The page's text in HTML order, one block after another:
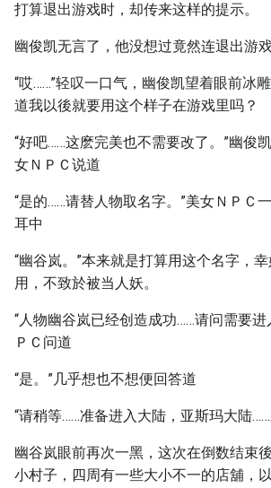
打算退出游戏时，却传来这样的提示。
幽俊凯无言了，他没想过竟然连退出游
“哎……”轻叹一口气，幽俊凯望着眼前冰
道我以後就要用这个样子在游戏里吗？
“好吧……这麽完美也不需要改了。”幽俊
女ＮＰＣ说道
“是的……请替人物取名字。”美女ＮＰＣ
耳中
“幽谷岚。”本来就是打算用这个名字，
用，不致於被当人妖。
“人物幽谷岚已经创造成功……请问需要进
ＰＣ问道
“是。”几乎想也不想便回答道
“请稍等……准备进入大陆，亚斯玛大陆
幽谷岚眼前再次一黑，这次在倒数结束
小村子，四周有一些大小不一的店舖，